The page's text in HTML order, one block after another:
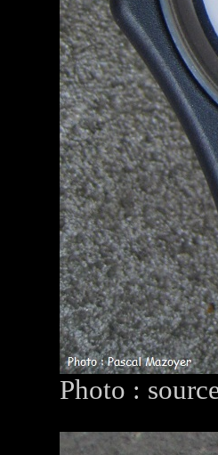
Photo :